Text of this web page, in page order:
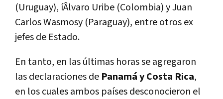
(Uruguay), íÂlvaro Uribe (Colombia) y Juan
Carlos Wasmosy (Paraguay), entre otros ex
jefes de Estado.
En tanto, en las últimas horas se agregaron
las declaraciones de Panamá y Costa Rica,
en los cuales ambos paí­ses desconocieron el